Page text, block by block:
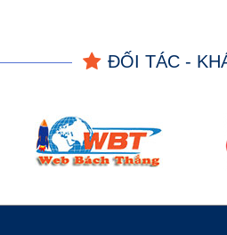
ĐỐI TÁC -